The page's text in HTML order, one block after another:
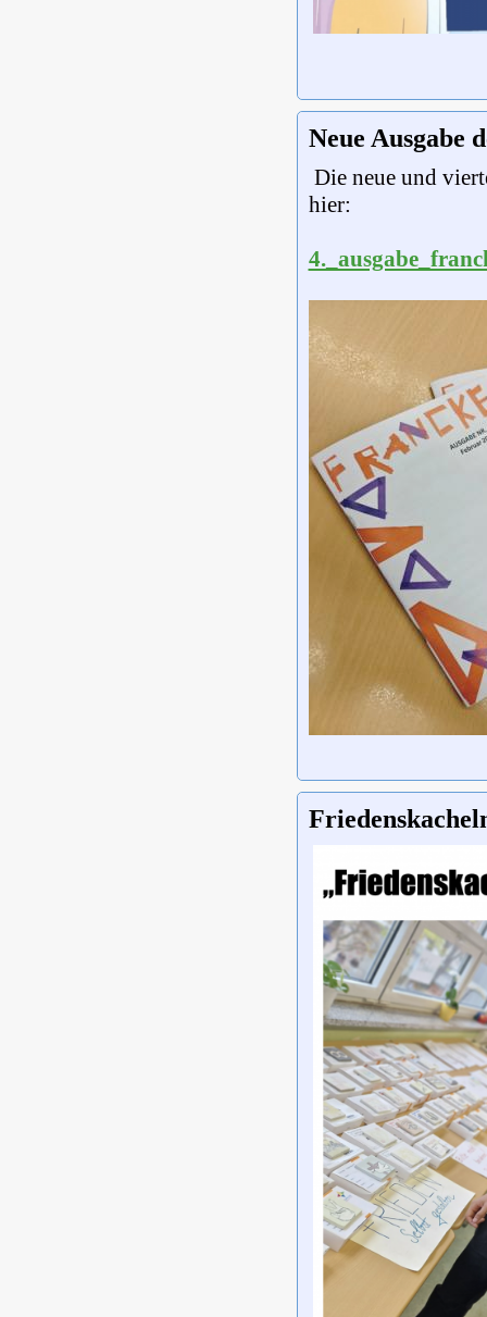
Neue Ausgabe
Die neue und
hier: